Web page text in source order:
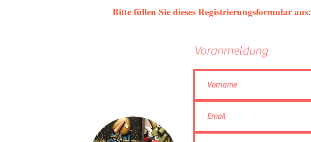
Bitte füllen Sie dieses Registrierungsformular aus:
Voranmeldung